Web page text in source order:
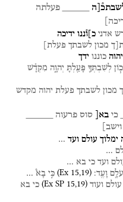
פעלתה
אדני כ]ו֯ננו ידיכה
מכון לשבתך פעלת]
יהוה כוננו ידך
לְשִׁבְתְּךָ֛ פָּעַ֖לְתָּ יְהוָ֑ה מִקְּדָ֕שׁ
מכון לשבתך פעלת יהוה מקדש
כי בא[ סוס פרעוה
וישב]
ימלוך עולם ועד …
…
ועד כי בא …
וָעֶֽד׃ (Ex 15,19) כִּ֣י בָא֩ …
עולם ועוד (Ex SP 15,19) כי בא